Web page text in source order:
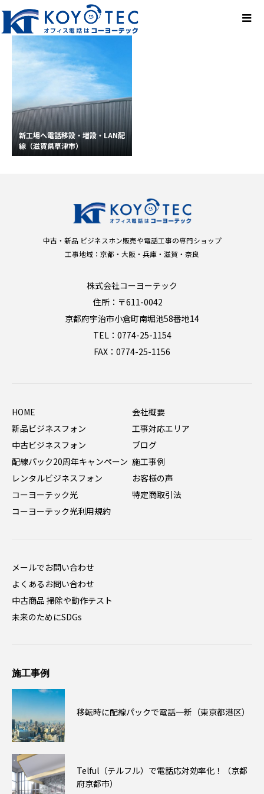
新工場へ電話移設・増設・LAN配
線（滋賀県草津市）
中古・新品 ビジネスホン販売や電話工事の専門ショップ
工事地域：京都・大阪・兵庫・滋賀・奈良
株式会社コーヨーテック
住所：〒611-0042
京都府宇治市小倉町南堀池58番地14
TEL：0774-25-1154
FAX：0774-25-1156
HOME
新品ビジネスフォン
中古ビジネスフォン
配線パック20周年キャンペーン
レンタルビジネスフォン
コーヨーテック光
コーヨーテック光利用規約
会社概要
工事対応エリア
ブログ
施工事例
お客様の声
特定商取引法
メールでお問い合わせ
よくあるお問い合わせ
中古商品 掃除や動作テスト
未来のためにSDGs
施工事例
移転時に配線パックで電話一新（東京都港区）
Telful（テルフル）で電話応対効率化！（京都
府京都市）